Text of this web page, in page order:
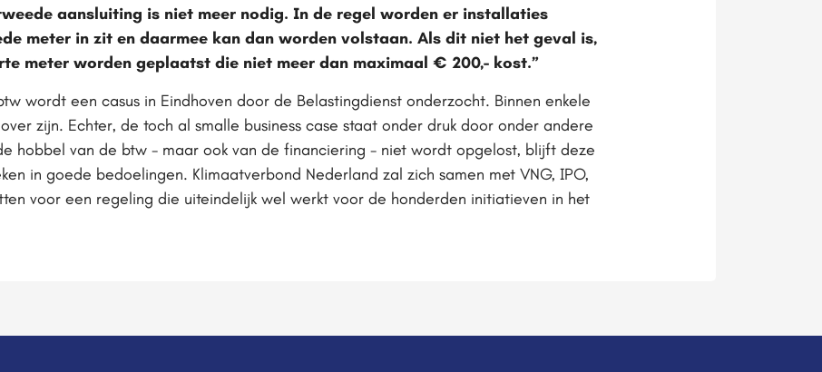
aansluiting is niet meer nodig. In de regel worden er installaties
meter in zit en daarmee kan dan worden volstaan. Als dit niet het geval is,
meter worden geplaatst die niet meer dan maximaal € 200,- kost.”
wordt een casus in Eindhoven door de Belastingdienst onderzocht. Binnen enkele
zijn. Echter, de toch al smalle business case staat onder druk door onder andere
hobbel van de btw - maar ook van de financiering - niet wordt opgelost, blijft deze
in goede bedoelingen. Klimaatverbond Nederland zal zich samen met VNG, IPO,
voor een regeling die uiteindelijk wel werkt voor de honderden initiatieven in het